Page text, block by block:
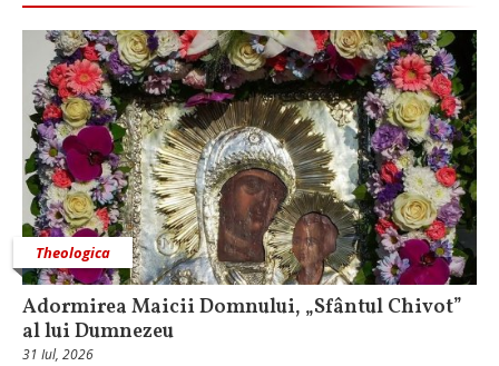
Theologica
Adormirea Maicii Domnului, „Sfântul Chivot”
al lui Dumnezeu
31 Iul, 2026